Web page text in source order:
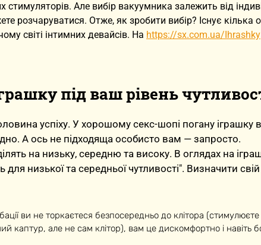
стимуляторів. Але вибір вакуумника залежить від
розчаруватися. Отже, як зробити вибір? Існує кілька
світі інтимних девайсів. На https://sx.com.ua/Ihrashky
під ваш рівень
успіху. У хорошому секс-шопі погану іграшку в
А ось не підходяща особисто вам — запросто.
на низьку, середню та високу. В оглядах на
для низької та середньої чутливості". Визначити свій
ви не торкаєтеся безпосередньо до клітора
каптур, але не сам клітор), вам це дискомфортно і навіть